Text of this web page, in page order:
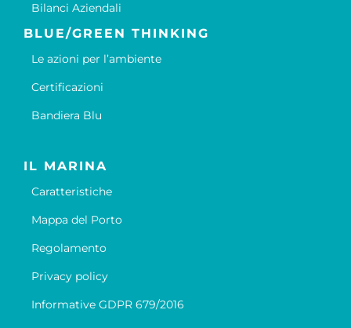
Bilanci Aziendali
BLUE/GREEN THINKING
Le azioni per l’ambiente
Certificazioni
Bandiera Blu
IL MARINA
Caratteristiche
Mappa del Porto
Regolamento
Privacy policy
Informative GDPR 679/2016